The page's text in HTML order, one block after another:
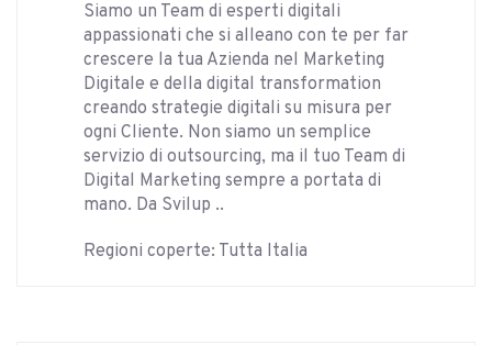
Siamo un Team di esperti digitali
appassionati che si alleano con te per far
crescere la tua Azienda nel Marketing
Digitale e della digital transformation
creando strategie digitali su misura per
ogni Cliente. Non siamo un semplice
servizio di outsourcing, ma il tuo Team di
Digital Marketing sempre a portata di
mano. Da Svilup ..
Regioni coperte: Tutta Italia